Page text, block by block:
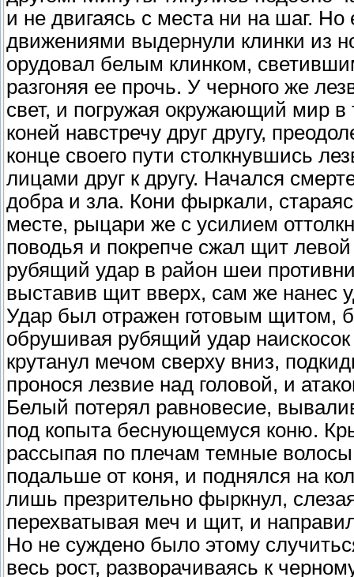
и не двигаясь с места ни на шаг.
движениями выдернули клинки из
орудовал белым клинком,
разгоняя ее прочь. У черного же
свет, и погружая окружающий мир
коней навстречу друг другу,
конце своего пути столкнувшись
лицами друг к другу. Начался
добра и зла. Кони фыркали,
месте, рыцари же с усилием
поводья и покрепче сжал щит
рубящий удар в район шеи
выставив щит вверх, сам же нанес
Удар был отражен готовым щитом,
обрушивая рубящий удар
крутанул мечом сверху вниз,
пронося лезвие над головой, и
Белый потерял равновесие,
под копыта беснующемуся коню.
рассыпая по плечам темные
подальше от коня, и поднялся на
лишь презрительно фыркнул,
перехватывая меч и щит, и
Но не суждено было этому
весь рост, разворачиваясь к